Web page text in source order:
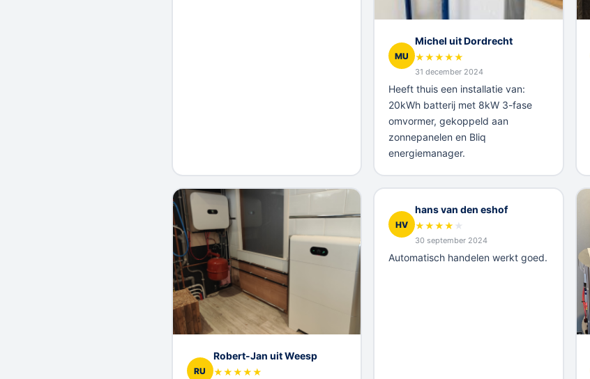
MU
Michel uit Dordrecht
★★★★★
31 december 2024
Heeft thuis een installatie van:
20kWh batterij met 8kW 3-fase
omvormer, gekoppeld aan
zonnepanelen en Bliq
energiemanager.
RU
Robert-Jan uit Weesp
★★★★★
HV
hans van den eshof
★★★★ ★
30 september 2024
Automatisch handelen werkt goed.